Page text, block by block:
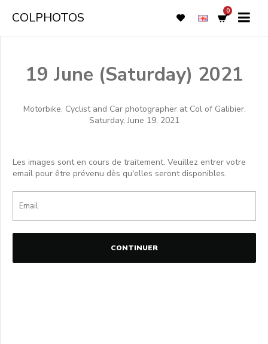
COLPHOTOS 0
19 June (Saturday) 2021
Motorbike, Cyclist and Car photographer at Col of Galibier.
Saturday, June 19, 2021
Les images sont en cours de traitement. Veuillez entrer votre
email pour être prévenu dès qu'elles seront disponibles.
CONTINUER